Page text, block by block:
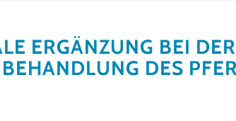
ERGÄNZUNG BEI DER
DES